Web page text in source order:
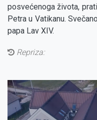
posvećenoga života,
Petra u Vatikanu.
papa Lav XIV.
Repriza: